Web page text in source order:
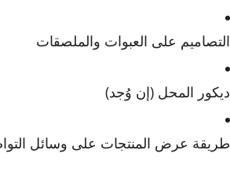
التصاميم على العبوات والملصقات
ديكور المحل (إن وُجد)
طريقة عرض المنتجات على وسائل